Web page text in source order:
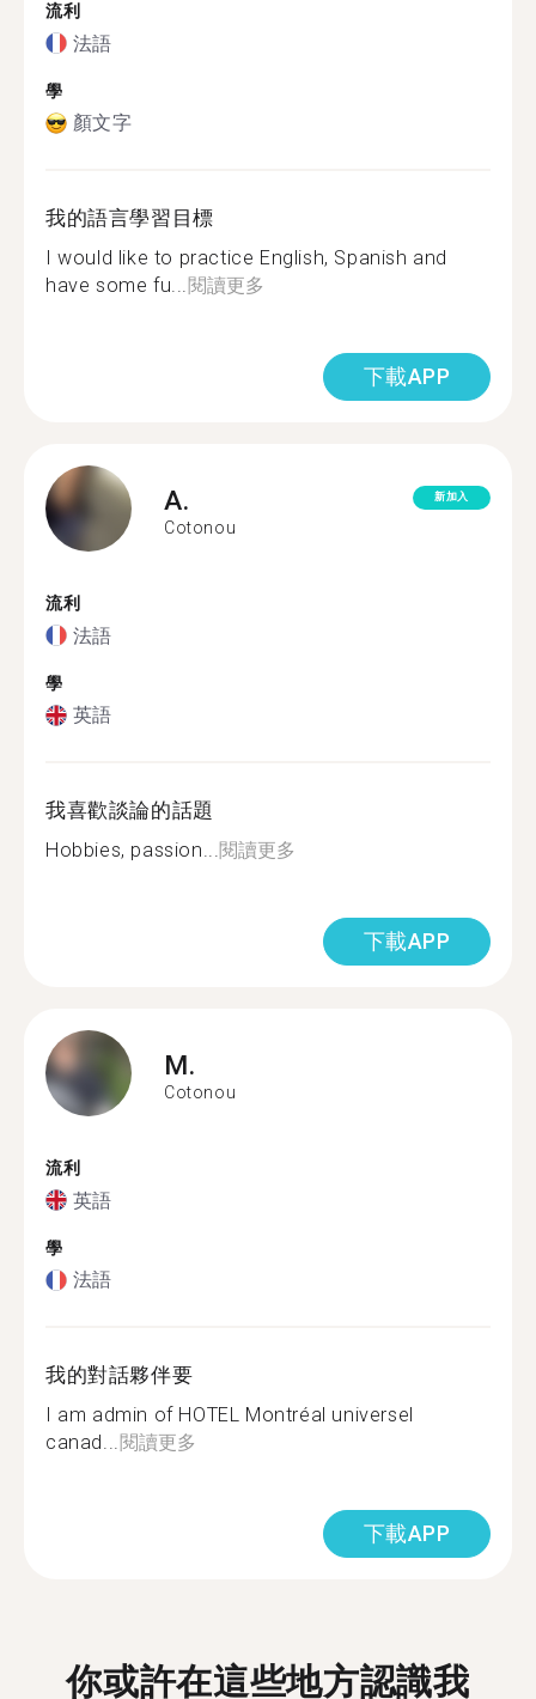
流利
法語
學
顏文字
我的語言學習目標
I would like to practice English, Spanish and
have some fu...閱讀更多
下載APP
A.
Cotonou
新加入
流利
法語
學
英語
我喜歡談論的話題
Hobbies, passion...閱讀更多
下載APP
M.
Cotonou
流利
英語
學
法語
我的對話夥伴要
I am admin of HOTEL Montréal universel
canad...閱讀更多
下載APP
你或許在這些地方認識我